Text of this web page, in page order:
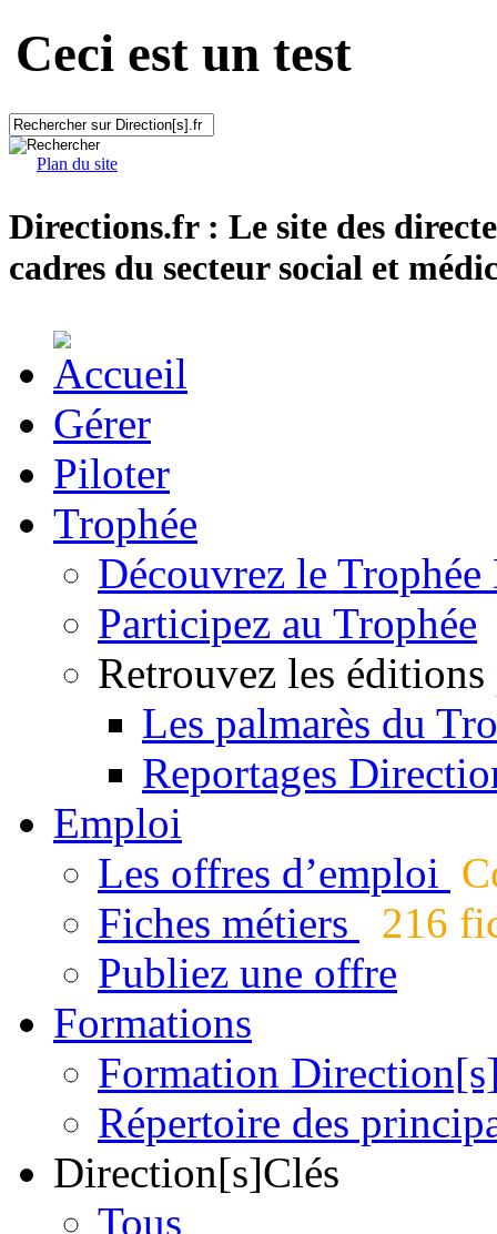
Ceci est un test
Plan du site
Directions.fr : Le site des
cadres du secteur social et
Gérer
Piloter
Trophée
Découvrez le
Participez au Trophée
Retrouvez les éditions
Les palmarès du
Reportages
Emploi
Les offres d’emploi
Fiches métiers
216
Publiez une offre
Formations
Formation
Répertoire des
Direction[s]Clés
Tous